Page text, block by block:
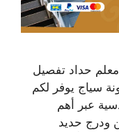
معلم حداد تفصيل
سياج يوفر لكم
عبر أهم
ودرج حديد